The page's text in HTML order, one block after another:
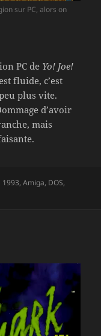
sur PC, alors on
PC de Yo! Joe!
fluide, c’est
plus vite.
d’avoir
mais
Mots-
1993,Amiga, DOS,